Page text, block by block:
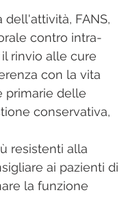
FANS,
contro intra-
rinvio alle cure
con la vita
primarie delle
conservativa,
resistenti alla
ai pazienti di
la funzione